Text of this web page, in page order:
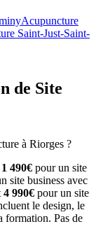
Acupuncture
Saint-Just-Saint-
de Site
à Riorges ?
1 490€ pour un site
site business avec
4 990€ pour un site
le design, le
formation. Pas de